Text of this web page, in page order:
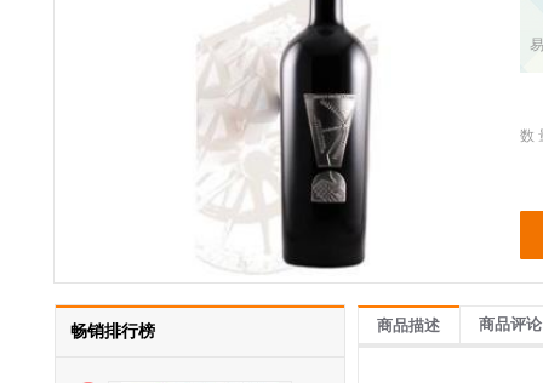
数
畅销排行榜 商品描述 商品评论